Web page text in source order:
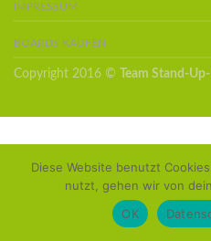
IMPRESSUM
BOARDS KAUFEN
Copyright 2016 © Team Stand-
Diese Website benutzt
nutzt, gehen wir von
OK